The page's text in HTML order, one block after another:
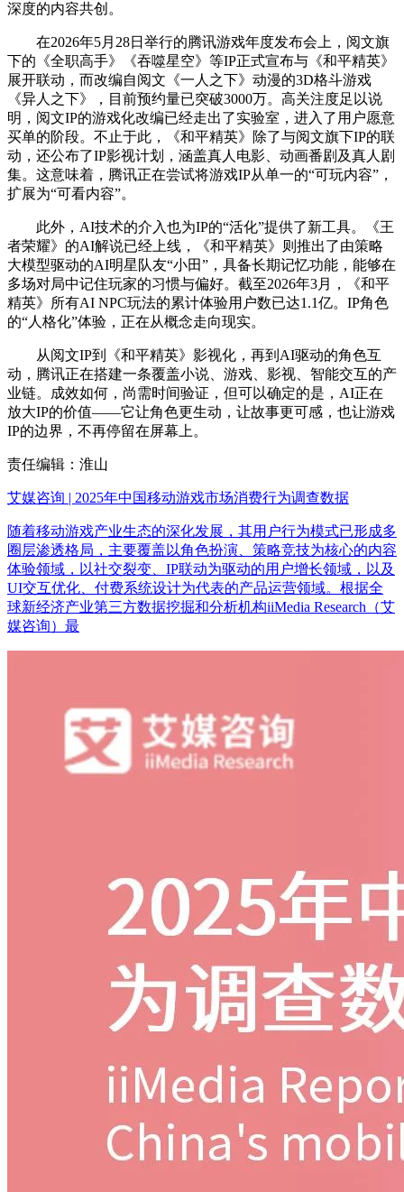
深度的内容共创。
在2026年5月28日举行的腾讯游戏年度发布会上，阅文旗
下的《全职高手》《吞噬星空》等IP正式宣布与《和平精英》
展开联动，而改编自阅文《一人之下》动漫的3D格斗游戏
《异人之下》，目前预约量已突破3000万。高关注度足以说
明，阅文IP的游戏化改编已经走出了实验室，进入了用户愿意
买单的阶段。不止于此，《和平精英》除了与阅文旗下IP的联
动，还公布了IP影视计划，涵盖真人电影、动画番剧及真人剧
集。这意味着，腾讯正在尝试将游戏IP从单一的“可玩内容”，
扩展为“可看内容”。
此外，AI技术的介入也为IP的“活化”提供了新工具。《王
者荣耀》的AI解说已经上线，《和平精英》则推出了由策略
大模型驱动的AI明星队友“小田”，具备长期记忆功能，能够在
多场对局中记住玩家的习惯与偏好。截至2026年3月，《和平
精英》所有AI NPC玩法的累计体验用户数已达1.1亿。IP角色
的“人格化”体验，正在从概念走向现实。
从阅文IP到《和平精英》影视化，再到AI驱动的角色互
动，腾讯正在搭建一条覆盖小说、游戏、影视、智能交互的产
业链。成效如何，尚需时间验证，但可以确定的是，AI正在
放大IP的价值——它让角色更生动，让故事更可感，也让游戏
IP的边界，不再停留在屏幕上。
责任编辑：淮山
艾媒咨询 | 2025年中国移动游戏市场消费行为调查数据
随着移动游戏产业生态的深化发展，其用户行为模式已形成多
圈层渗透格局，主要覆盖以角色扮演、策略竞技为核心的内容
体验领域，以社交裂变、IP联动为驱动的用户增长领域，以及
UI交互优化、付费系统设计为代表的产品运营领域。根据全
球新经济产业第三方数据挖掘和分析机构iiMedia Research（艾
媒咨询）最